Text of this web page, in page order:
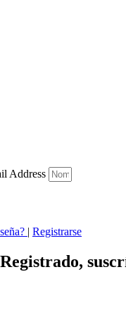
Address
| Registrarse